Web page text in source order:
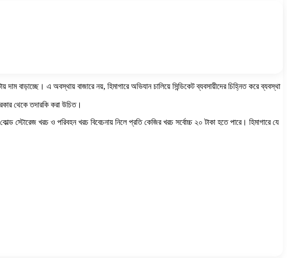
বাড়াচ্ছে। এ অবস্থায় বাজারে নয়, হিমাগারে অভিযান চালিয়ে সিন্ডিকেট ব্যবসায়ীদের চিহ্নিত করে ব্যবস্থা
থেকে তদারকি করা উচিত।
খরচ ও পরিবহন খরচ বিবেচনায় নিলে প্রতি কেজির খরচ সর্বোচ্চ ২০ টাকা হতে পারে। হিমাগারে যে